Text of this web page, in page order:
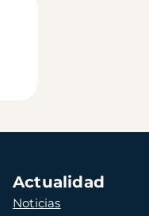
Actualidad
Noticias